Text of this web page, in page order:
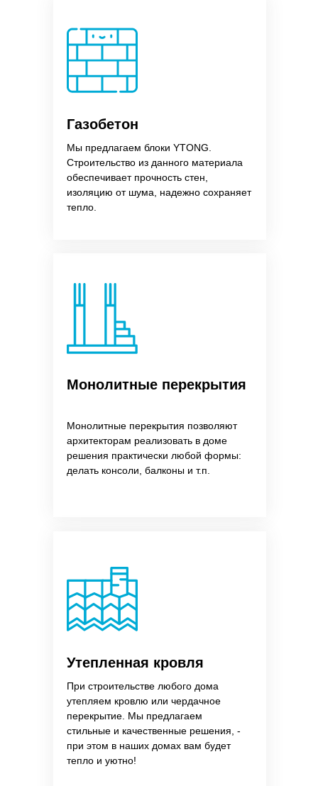
Мы предлагаем блоки YTONG.
Строительство из данного материала
обеспечивает прочность стен,
изоляцию от шума, надежно сохраняет
тепло.
Монолитные перекрытия позволяют
архитекторам реализовать в доме
решения практически любой формы:
делать консоли, балконы и т.п.
Газобетон
Монолитные перекрытия
При строительстве любого дома
утепляем кровлю или чердачное
перекрытие. Мы предлагаем
стильные и качественные решения, -
при этом в наших домах вам будет
тепло и уютно!
Утепленная кровля